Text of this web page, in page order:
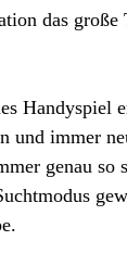
das große
Handyspiel
und immer
genau so